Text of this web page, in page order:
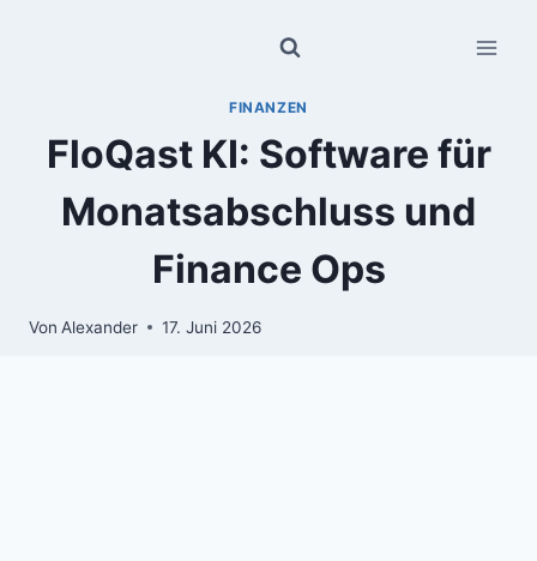
FINANZEN
FloQast KI: Software für
Monatsabschluss und
Finance Ops
Von Alexander 17. Juni 2026